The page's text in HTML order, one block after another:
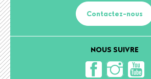
Contactez-nous
NOUS SUIVRE